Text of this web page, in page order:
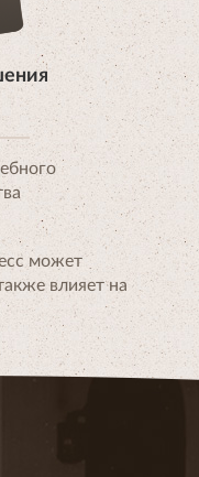
может
влияет на